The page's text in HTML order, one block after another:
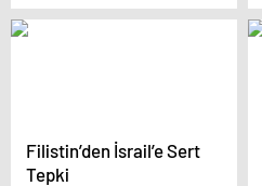
Filistin’den İsrail’e Sert
Tepki